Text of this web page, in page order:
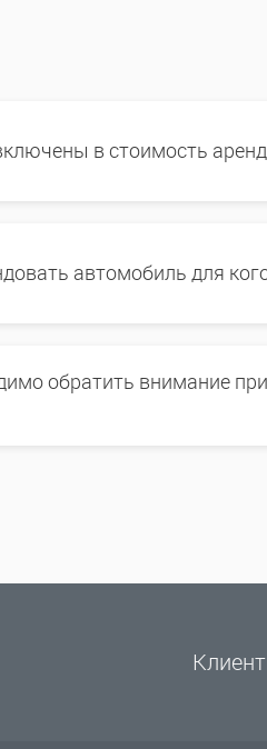
в стоимость
автомобиль для
обратить внимание